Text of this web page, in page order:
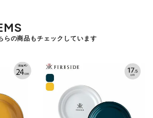
らの商品もチェックしています